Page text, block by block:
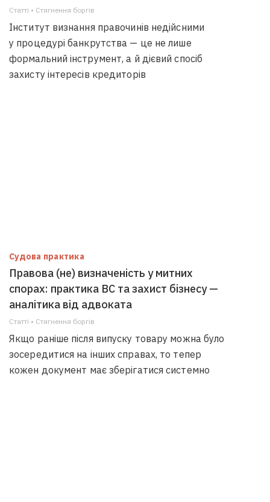
Статті • Стягнення боргiв
Інститут визнання правочинів недійсними
у процедурі банкрутства — це не лише
формальний інструмент, а й дієвий спосіб
захисту інтересів кредиторів
Судова практика
Правова (не) визначеність у митних
спорах: практика ВС та захист бізнесу —
аналітика від адвоката
Статті • Стягнення боргiв
Якщо раніше після випуску товару можна було
зосередитися на інших справах, то тепер
кожен документ має зберігатися системно